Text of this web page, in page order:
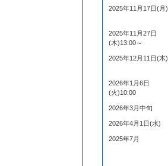
2025年11月17日(月)
2025年11月27日
(木)13:00～
2025年12月11日(木)
2026年1月6日
(火)10:00
2026年3月中旬
2026年4月1日(水)
2025年7月